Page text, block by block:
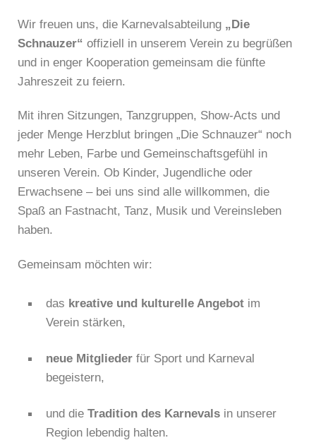
Wir freuen uns, die Karnevalsabteilung „Die
Schnauzer“ offiziell in unserem Verein zu begrüßen
und in enger Kooperation gemeinsam die fünfte
Jahreszeit zu feiern.
Mit ihren Sitzungen, Tanzgruppen, Show-Acts und
jeder Menge Herzblut bringen „Die Schnauzer“ noch
mehr Leben, Farbe und Gemeinschaftsgefühl in
unseren Verein. Ob Kinder, Jugendliche oder
Erwachsene – bei uns sind alle willkommen, die
Spaß an Fastnacht, Tanz, Musik und Vereinsleben
haben.
Gemeinsam möchten wir:
das kreative und kulturelle Angebot im
Verein stärken,
neue Mitglieder für Sport und Karneval
begeistern,
und die Tradition des Karnevals in unserer
Region lebendig halten.